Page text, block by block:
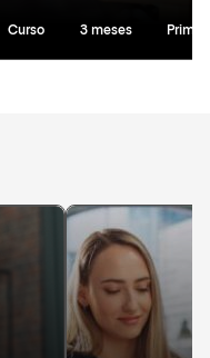
Curso 3 meses